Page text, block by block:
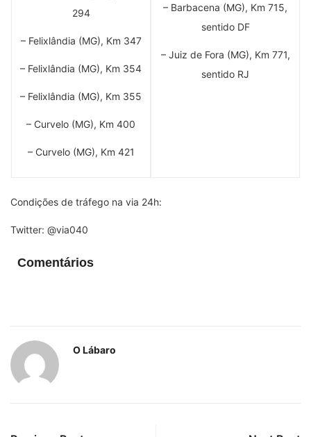
294
– Felixlândia (MG), Km 347
– Felixlândia (MG), Km 354
– Felixlândia (MG), Km 355
– Curvelo (MG), Km 400
– Curvelo (MG), Km 421
– Barbacena (MG), Km 715,
sentido DF
– Juiz de Fora (MG), Km 771,
sentido RJ
Condições de tráfego na via 24h:
Twitter: @via040
Comentários
O Lábaro